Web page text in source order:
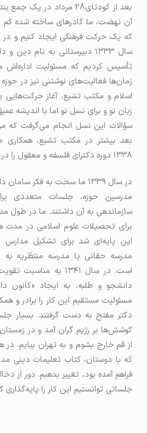
بعد از کودتای28 مرداد در
آن نهضت، ما کادرهای ساخته شده کم
که یک حرکت فرهنگی ایجاد کنیم و
سال ۱۳۳3 دبیرستانی به نام
تأسيس کردیم که مسئولیت اداره‌اش
زمان‌ها فعالیت‌های نوشتنی نیز در
اسلام و مکتب تشیع، آغاز حرکت‌هایی
زبان نو و برای نسل نو اما با اندیشه
سؤالات این نسل انجام می‌گرفت که
۱۳۳۸ دوره دکترای فلسفه و معقول را در دانشکده الهیات گذراندم.
در سال ۱۳۳۹ ما سخت به فکر
مدرسین حوزه، جلسات متعددی
سازماندهی به آن داشتند. ما در طول
برای تحصیلات علوم اسلامی در مدت
این پایه‌ای شد برای تشکیل مدارس
مدرسه حقانی یا مدرسه منتظريه به
است. در سال ۱۳۴۱ به
دانشجو و طلبه، به ایجاد «کانون
مسئولیت مستقیم این کار را برادر و
دکتر مفتح به دست گرفتند. بسیار
از قم خارج بشوم و به تهران بیایم. در
که با دوستان، کتاب تعلیمات دینی
فراهم آمده بود، تغییر بدهیم. دور از
جلساتی توانستیم این کار را پایه‌گذاری